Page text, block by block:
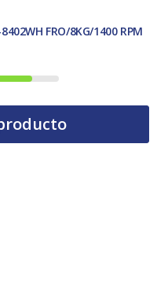
FRO/8KG/1400 RPM